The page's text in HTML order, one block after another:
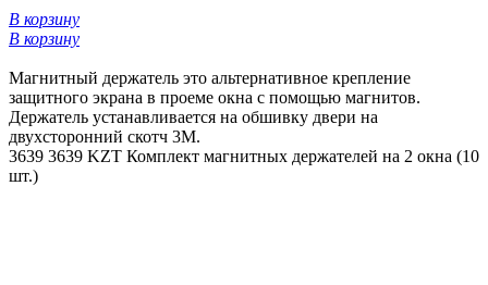
В корзину
В корзину
Магнитный держатель это альтернативное крепление
защитного экрана в проеме окна с помощью магнитов.
Держатель устанавливается на обшивку двери на
двухсторонний скотч 3М.
3639 3639 KZT Комплект магнитных держателей на 2 окна (10
шт.)